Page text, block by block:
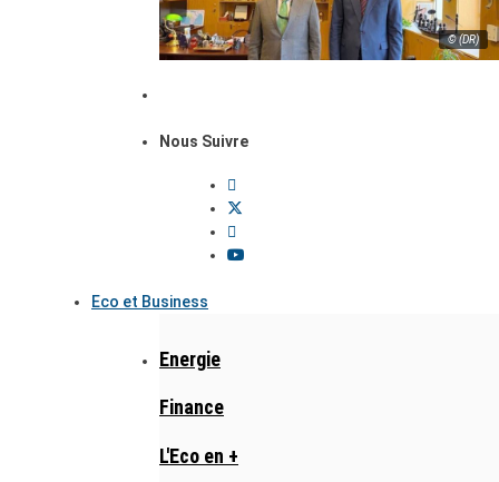
© (DR)
Nous Suivre
Eco et Business
Energie
Finance
L'Eco en +